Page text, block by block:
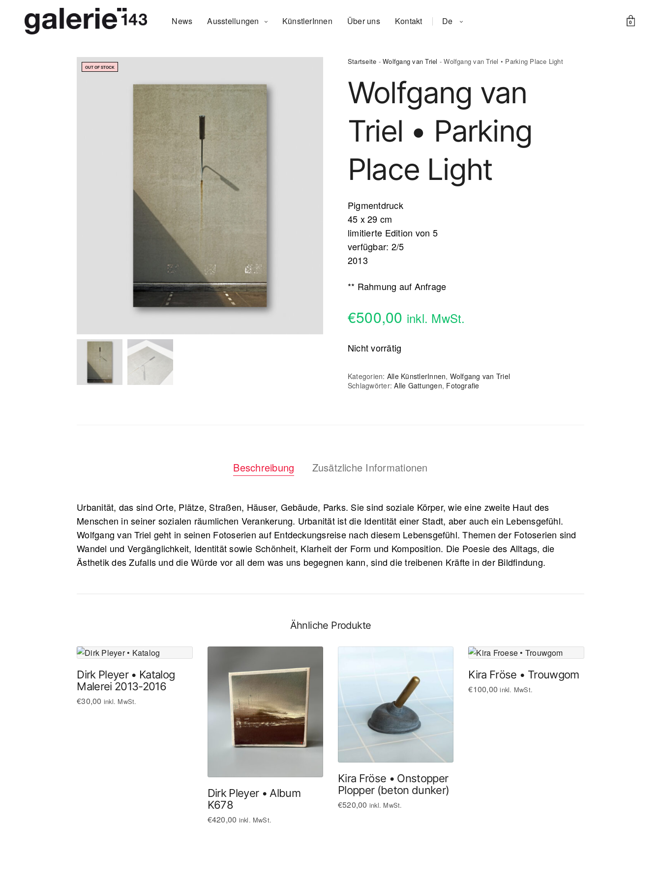
News Ausstellungen KünstlerInnen Über uns Kontakt De 0
OUT OF STOCK
Startseite -Wolfgang van Triel - Wolfgang van Triel • Parking Place Light
Wolfgang van
Triel • Parking
Place Light
Pigmentdruck
45 x 29 cm
limitierte Edition von 5
verfügbar: 2/5
2013
** Rahmung auf Anfrage
€500,00 inkl. MwSt.
Nicht vorrätig
Kategorien: Alle KünstlerInnen, Wolfgang van Triel
Schlagwörter:Alle Gattungen, Fotografie
Beschreibung Zusätzliche Informationen
Urbanität, das sind Orte, Plätze, Straßen, Häuser, Gebäude, Parks. Sie sind soziale Körper, wie eine zweite Haut des
Menschen in seiner sozialen räumlichen Verankerung. Urbanität ist die Identität einer Stadt, aber auch ein Lebensgefühl.
Wolfgang van Triel geht in seinen Fotoserien auf Entdeckungsreise nach diesem Lebensgefühl. Themen der Fotoserien sind
Wandel und Vergänglichkeit, Identität sowie Schönheit, Klarheit der Form und Komposition. Die Poesie des Alltags, die
Ästhetik des Zufalls und die Würde vor all dem was uns begegnen kann, sind die treibenen Kräfte in der Bildfindung.
Ähnliche Produkte
Dirk Pleyer • Katalog
Malerei 2013-2016
€30,00 inkl. MwSt.
Dirk Pleyer • Album
K678
€420,00 inkl. MwSt.
Kira Fröse • Onstopper
Plopper (beton dunker)
€520,00 inkl. MwSt.
Kira Fröse • Trouwgom
€100,00 inkl. MwSt.